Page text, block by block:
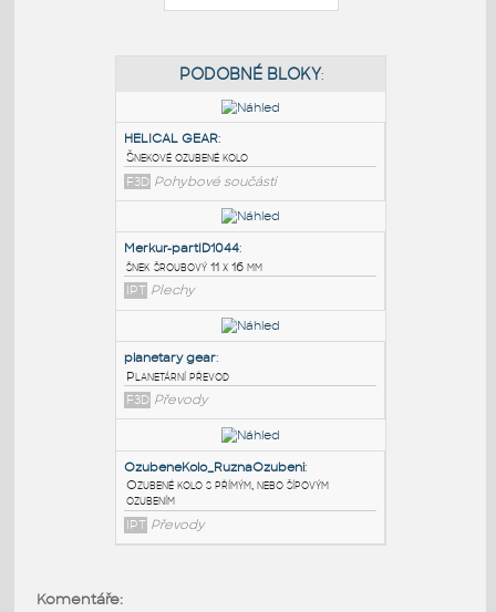
PODOBNÉ BLOKY
HELICAL GEAR:
Šnekové ozubené kolo
F3D Pohybové součásti
Merkur-partID1044:
šnek šroubový 11 x 16 mm
IPT Plechy
Komentáře: